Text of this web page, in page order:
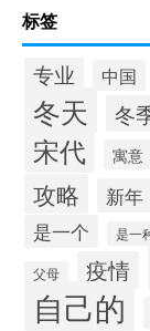
标签
专业 中国
冬天 冬
宋代 寓意
攻略 新年
是一个 是一
父母 疫情
自己的